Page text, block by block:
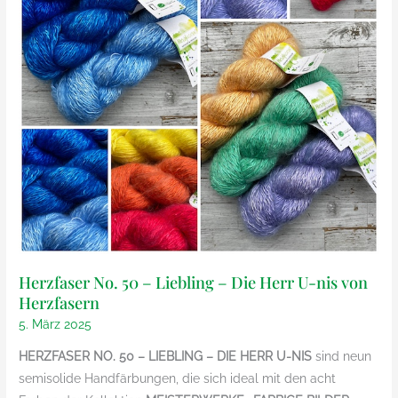
Herzfaser No. 50 – Liebling – Die Herr U-nis von
Herzfasern
5. März 2025
HERZFASER NO. 50 – LIEBLING – DIE HERR U-NISsind neun
semisolide Handfärbungen, die sich ideal mit den acht